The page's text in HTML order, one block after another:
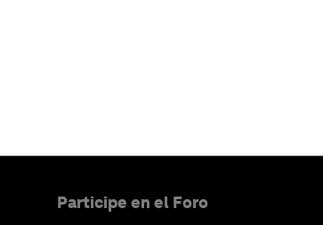
Participe en el Foro